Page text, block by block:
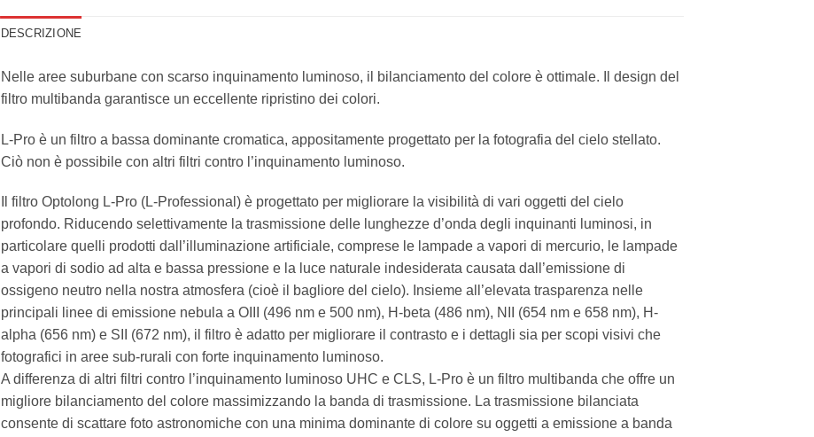
DESCRIZIONE
Nelle aree suburbane con scarso inquinamento luminoso, il bilanciamento del colore è ottimale. Il design del
filtro multibanda garantisce un eccellente ripristino dei colori.
L-Pro è un filtro a bassa dominante cromatica, appositamente progettato per la fotografia del cielo stellato.
Ciò non è possibile con altri filtri contro l’inquinamento luminoso.
Il filtro Optolong L-Pro (L-Professional) è progettato per migliorare la visibilità di vari oggetti del cielo
profondo. Riducendo selettivamente la trasmissione delle lunghezze d’onda degli inquinanti luminosi, in
particolare quelli prodotti dall’illuminazione artificiale, comprese le lampade a vapori di mercurio, le lampade
a vapori di sodio ad alta e bassa pressione e la luce naturale indesiderata causata dall’emissione di
ossigeno neutro nella nostra atmosfera (cioè il bagliore del cielo). Insieme all’elevata trasparenza nelle
principali linee di emissione nebula a OIII (496 nm e 500 nm), H-beta (486 nm), NII (654 nm e 658 nm), H-
alpha (656 nm) e SII (672 nm), il filtro è adatto per migliorare il contrasto e i dettagli sia per scopi visivi che
fotografici in aree sub-rurali con forte inquinamento luminoso.
A differenza di altri filtri contro l’inquinamento luminoso UHC e CLS, L-Pro è un filtro multibanda che offre un
migliore bilanciamento del colore massimizzando la banda di trasmissione. La trasmissione bilanciata
consente di scattare foto astronomiche con una minima dominante di colore su oggetti a emissione a banda